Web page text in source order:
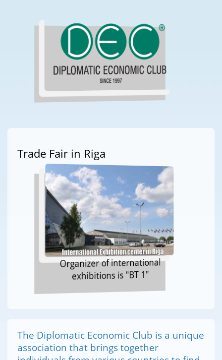
Trade Fair in Riga
Organizer of international
exhibitions is "BT 1"
The Diplomatic Economic Club is a unique
association that brings together